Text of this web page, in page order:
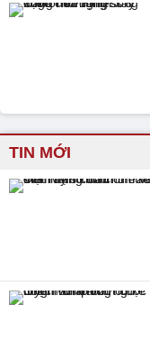
TIN MỚI